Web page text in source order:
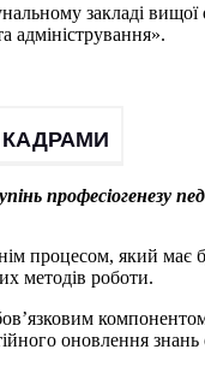
закладі вищої
адміністрування».
КАДРАМИ
професіогенезу
процесом, який
методів роботи.
оновлення знань